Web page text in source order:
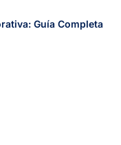
Guía Completa